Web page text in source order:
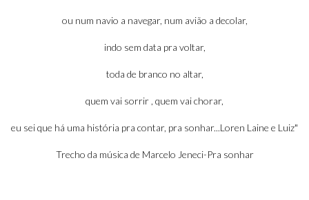
ou num navio a navegar, num avião a decolar,
indo sem data pra voltar,
toda de branco no altar,
quem vai sorrir , quem vai chorar,
eu sei que há uma história pra contar, pra sonhar...Loren Laine e Luiz"
Trecho da música de Marcelo Jeneci-Pra sonhar